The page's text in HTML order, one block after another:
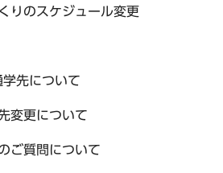
りのスケジュール変更
先について
変更について
ご質問について